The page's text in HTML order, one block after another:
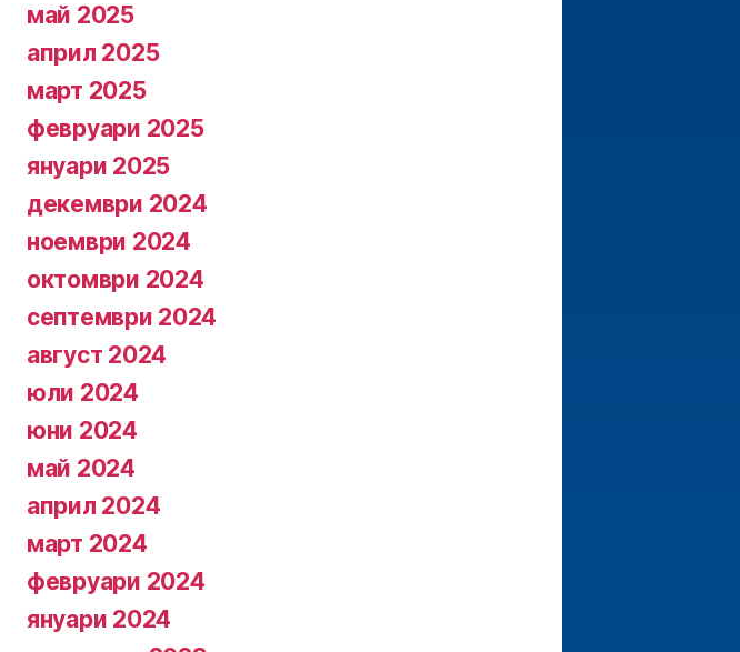
май 2025
април 2025
март 2025
февруари 2025
януари 2025
декември 2024
ноември 2024
октомври 2024
септември 2024
август 2024
юли 2024
юни 2024
май 2024
април 2024
март 2024
февруари 2024
януари 2024